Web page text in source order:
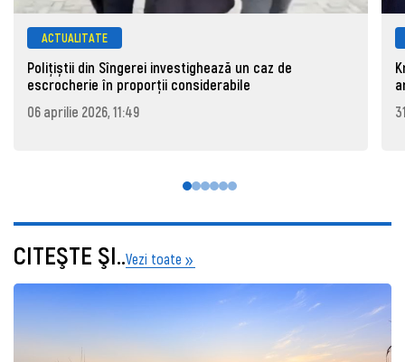
ACTUALITATE
Polițiștii din Sîngerei investighează un caz de
escrocherie în proporții considerabile
06 aprilie 2026, 11:49
CITEŞTE ŞI..Vezi toate